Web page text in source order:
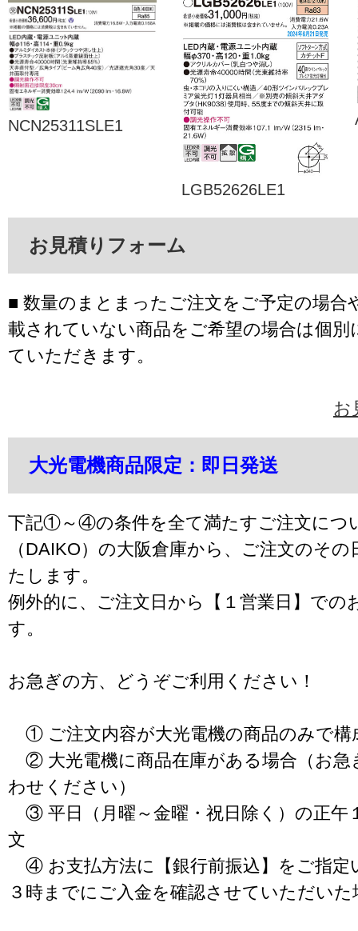
NCN25311SLE1
LGB52626LE1
お見積りフォーム
■ 数量のまとまったご注文をご予定の場合
載されていない商品をご希望の場合は個別
ていただきます。
お
大光電機商品限定：即日発送
下記①～④の条件を全て満たすご注文につ
（DAIKO）の大阪倉庫から、ご注文のそ
たします。
例外的に、ご注文日から【１営業日】での
す。
お急ぎの方、どうぞご利用ください！
① ご注文内容が大光電機の商品のみで構
② 大光電機に商品在庫がある場合（お急
わせください）
③ 平日（月曜～金曜・祝日除く）の正午
文
④ お支払方法に【銀行前振込】をご指定
３時までにご入金を確認させていただいた